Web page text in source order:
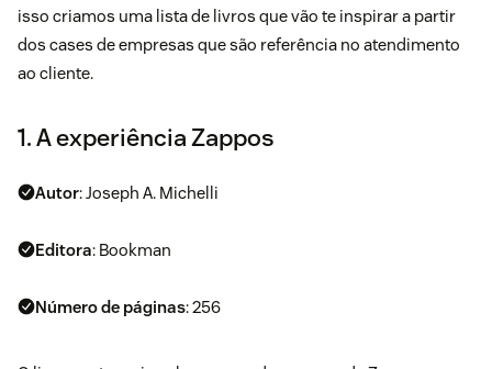
isso criamos uma lista de livros que vão te inspirar a partir
dos cases de empresas que são referência no atendimento
ao cliente.
1. A experiência Zappos
Autor: Joseph A. Michelli
Editora: Bookman
Número de páginas: 256